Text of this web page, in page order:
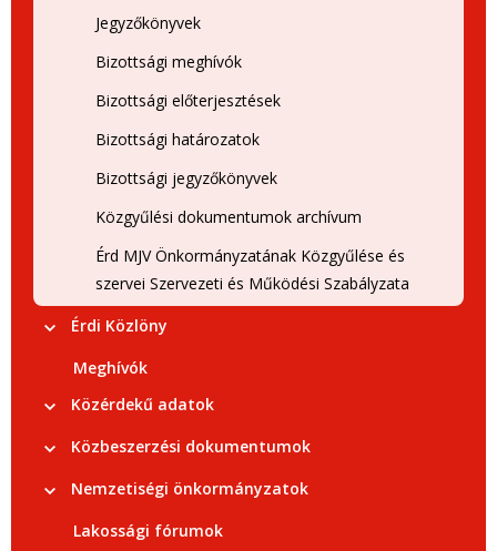
Jegyzőkönyvek
Bizottsági meghívók
Bizottsági előterjesztések
Bizottsági határozatok
Bizottsági jegyzőkönyvek
Közgyűlési dokumentumok archívum
Érd MJV Önkormányzatának Közgyűlése és
szervei Szervezeti és Működési Szabályzata
Érdi Közlöny
Meghívók
Közérdekű adatok
Közbeszerzési dokumentumok
Nemzetiségi önkormányzatok
Lakossági fórumok